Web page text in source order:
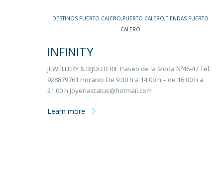
DESTINOS PUERTO CALERO,PUERTO CALERO,TIENDAS PUERTO
CALERO
INFINITY
JEWELLERY & BIJOUTERIE Paseo de la Moda Nº46-47 Tel:
928879761 Horario: De 9:30 h a 14:00 h – de 16:00 h a
21:00 h Joyeriastatus@hotmail.com
Learn more